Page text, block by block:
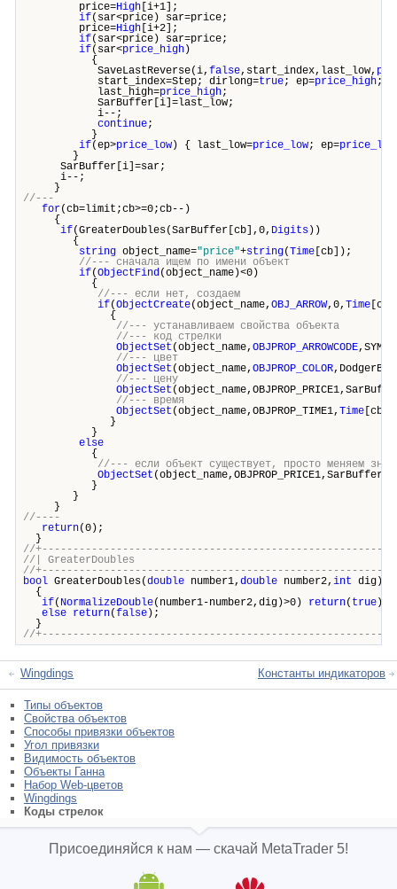
price=High [i+1];
if(sar<price) sar=price;
price=High [i+2];
if(sar<price) sar=price;
if(sar<price_high )
{
SaveLastReverse(i, false,start_index,last_low,
start_index=Step; dirlong=true; ep=price_high;
last_high=price_high;
SarBuffer[i]=last_low;
i--;
continue;
}
if(ep>price_low ) { last_low=price_low; ep=price_low
}
SarBuffer[i]=sar;
i--;
}
//---
for(cb=limit;cb>=0;cb--)
{
if(GreaterDoubles(SarBuffer[cb],0, Digits ))
{
string object_name="price"+string(Time [cb]);
//--- сначала ищем по имени объект
if(ObjectFind(object_name)<0)
{
//--- если нет, создаем
if(ObjectCreate(object_name, OBJ_ARROW,0, Time
{
//--- устанавливаем свойства объекта
//--- код стрелки
ObjectSet (object_name, OBJPROP_ARROWCODE
//--- цвет
ObjectSet (object_name, OBJPROP_COLOR
//--- цену
ObjectSet
//--- время
ObjectSet (object_name,OBJPROP_TIME1, Time
}
}
else
{
//--- если объект существует, просто меняем
ObjectSet
}
}
}
//----
return(0);
}
//
//|
//
bool GreaterDoubles(double number1, double number2, int dig)
{
if( NormalizeDouble(number1-number2,dig)>0) return( true );
else return(false );
}
//
Wingdings Константы индикаторов
Типы объектов
Свойства объектов
Способы привязки объектов
Угол привязки
Видимость объектов
Объекты Ганна
Набор Web-цветов
Wingdings
Коды стрелок
Присоединяйся к нам — скачай MetaTrader 5!